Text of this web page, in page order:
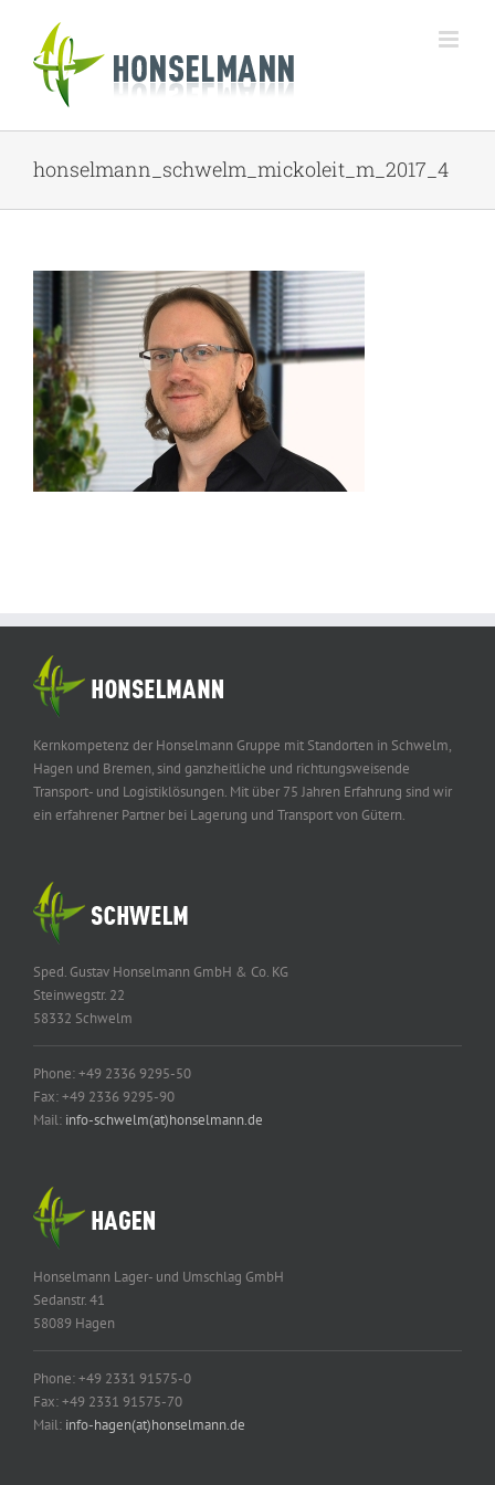
springen
honselmann_schwelm_mickoleit_m_2017_4
Kernkompetenz der Honselmann Gruppe mit Standorten in Schwelm,
Hagen und Bremen, sind ganzheitliche und richtungsweisende
Transport- und Logistiklösungen. Mit über 75 Jahren Erfahrung sind wir
ein erfahrener Partner bei Lagerung und Transport von Gütern.
Sped. Gustav Honselmann GmbH & Co. KG
Steinwegstr. 22
58332 Schwelm
Phone: +49 2336 9295-50
Fax: +49 2336 9295-90
Mail: info-schwelm(at)honselmann.de
Honselmann Lager- und Umschlag GmbH
Sedanstr. 41
58089 Hagen
Phone: +49 2331 91575-0
Fax: +49 2331 91575-70
Mail: info-hagen(at)honselmann.de